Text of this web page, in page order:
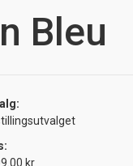
Bleu
kr